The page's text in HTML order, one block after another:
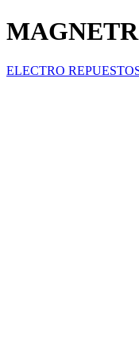
ELECTRO